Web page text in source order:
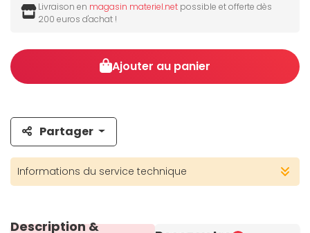
Livraison en magasin materiel.net possible et offerte dès
200 euros d'achat !
Ajouter au panier
Partager
Informations du service technique
Description &